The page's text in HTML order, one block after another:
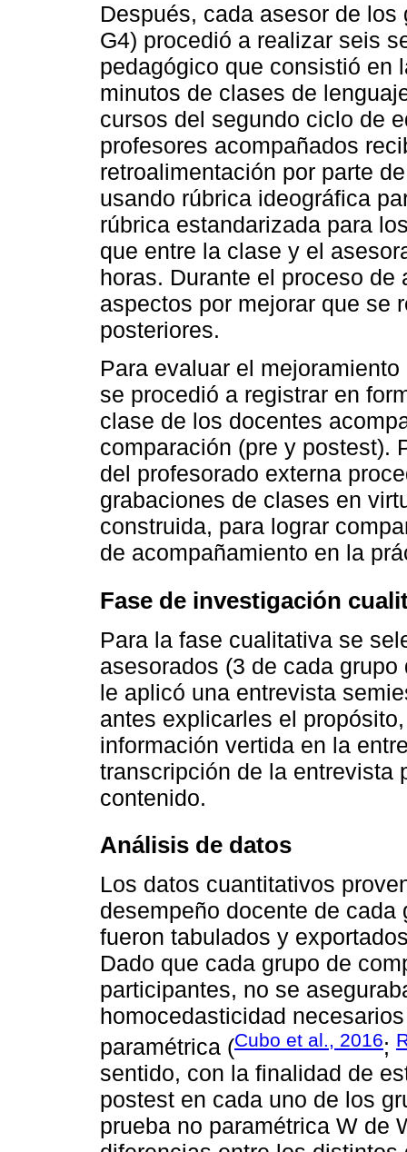
Después, cada asesor de
G4) procedió a realizar seis
pedagógico que consistió en
minutos de clases de
cursos del segundo ciclo de
profesores acompañados
retroalimentación por parte
usando rúbrica ideográfica
rúbrica estandarizada para
que entre la clase y el
horas. Durante el proceso
aspectos por mejorar que se
posteriores.
Para evaluar el
se procedió a registrar en
clase de los docentes
comparación (pre y postest).
del profesorado externa
grabaciones de clases en
construida, para lograr
de acompañamiento en la
Fase de investigación
Para la fase cualitativa se
asesorados (3 de cada
le aplicó una entrevista
antes explicarles el
información vertida en la
transcripción de la entrevista
contenido.
Análisis de datos
Los datos cuantitativos
desempeño docente de
fueron tabulados y
Dado que cada grupo de
participantes, no se
homocedasticidad
paramétrica (Cubo et al., 2016;
sentido, con la finalidad de
postest en cada uno de los
prueba no paramétrica W de